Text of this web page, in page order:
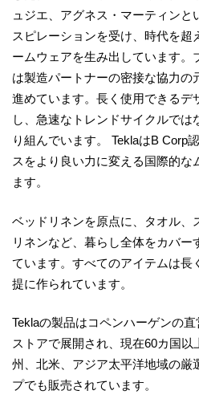
ュジエ、アグネス・マーティン
スピレーションを受け、時代を超
ームウェアを生み出しています。
は製造パートナーの密接な協力の
進めています。長く使用できるデ
し、急速なトレンドサイクルでは
り組んでいます。 TeklaはB Corp
スをより良い力に変える国際的な
ます。
ベッドリネンを原点に、タオル、
リネンなど、暮らし全体をカバー
ています。すべてのアイテムは長
提に作られています。
Teklaの製品はコペンハーゲンの
ストアで展開され、現在60カ国
州、北米、アジア太平洋地域の厳
プでも販売されています。